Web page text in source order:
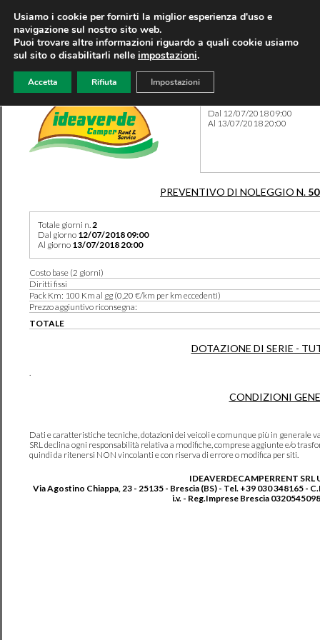
Dal 12/07/2018 09:00
Al 13/07/2018 20:00
PREVENTIVO DI NOLEGGIO N.
Totale giorni n.2
Dal giorno 12/07/2018 09:00
Al giorno 13/07/2018 20:00
Costo base (2 giorni)
Diritti fissi
Pack Km: 100 Km al gg (0,20 €/km per km eccedenti)
Prezzo aggiuntivo riconsegna:
TOTALE
DOTAZIONE DI SERIE -
.
CONDIZIONI
Dati e caratteristiche tecniche, dotazioni dei veicoli e comunque più in generale
SRL declina ogni responsabilità relativa a modifiche, comprese aggiunte e/o
quindi da ritenersi NON vincolanti e con riserva di errore o modifica per siti.
IDEAVERDECAMPERRENT SRL
Via Agostino Chiappa, 23 - 25135 - Brescia (BS) - Tel. +39 030 348165 -
i.v. - Reg.Imprese Brescia
Usiamo i cookie per fornirti la miglior esperienza d'uso e
navigazione sul nostro sito web.
Puoi trovare altre informazioni riguardo a quali cookie usiamo
sul sito o disabilitarli nelle impostazioni.
Accetta Rifiuta Impostazioni